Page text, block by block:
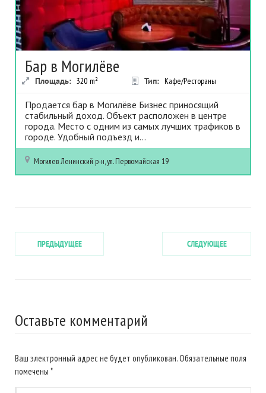
Бар в Могилёве
Площадь: 320 m² Тип: Кафе/Рестораны
Продается бар в Могилёве Бизнес приносящий
стабильный доход. Объект расположен в центре
города. Место с одним из самых лучших трафиков в
городе. Удобный подъезд и...
МогилевЛенинский р-н, ул. Первомайская 19
ПРЕДЫДУЩЕЕ СЛЕДУЮЩЕЕ
Оставьте комментарий
Ваш электронный адрес не будет опубликован. Обязательные поля
помечены *